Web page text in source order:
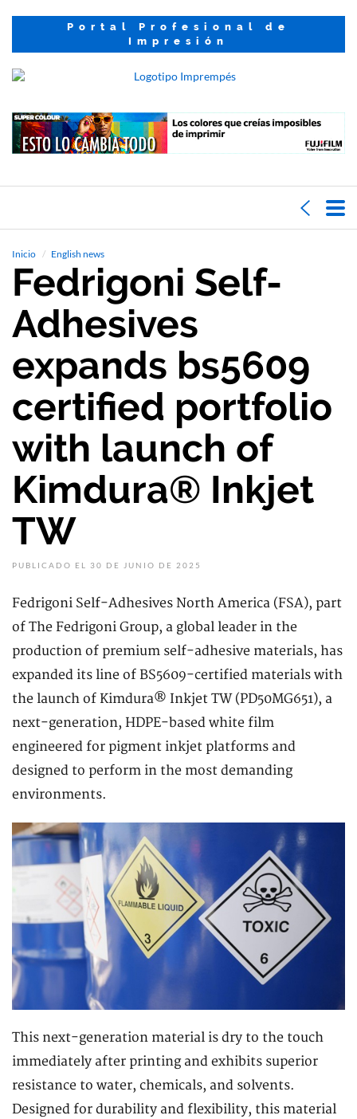
Portal Profesional de
Impresión
Inicio English news
Fedrigoni Self-
Adhesives
expands bs5609
certified portfolio
with launch of
Kimdura® Inkjet
TW
PUBLICADO EL 30 DE JUNIO DE 2025
Fedrigoni Self-Adhesives North America (FSA), part
of The Fedrigoni Group, a global leader in the
production of premium self-adhesive materials, has
expanded its line of BS5609-certified materials with
the launch of Kimdura® Inkjet TW (PD50MG651), a
next-generation, HDPE-based white film
engineered for pigment inkjet platforms and
designed to perform in the most demanding
environments.
This next-generation material is dry to the touch
immediately after printing and exhibits superior
resistance to water, chemicals, and solvents.
Designed for durability and flexibility, this material